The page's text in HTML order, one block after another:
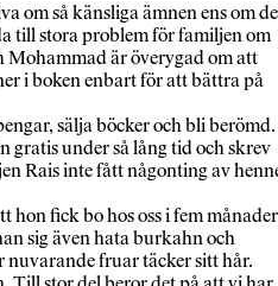
om så känsliga ämnen ens om de
till stora problem för familjen om
Mohammad är överygad om att
i boken enbart för att bättra på
sälja böcker och bli berömd.
gratis under så lång tid och skrev
Rais inte fått någonting av
hon fick bo hos oss i fem
sig även hata burkahn och
nuvarande fruar täcker sitt hår.